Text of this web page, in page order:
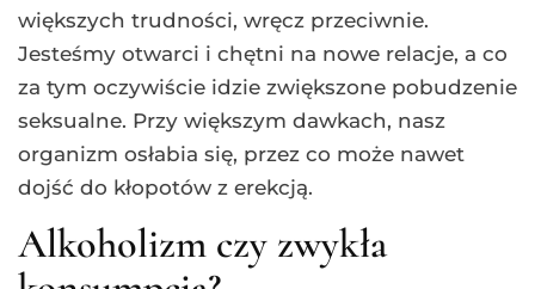
większych trudności, wręcz przeciwnie.
Jesteśmy otwarci i chętni na nowe relacje, a co
za tym oczywiście idzie zwiększone pobudzenie
seksualne. Przy większym dawkach, nasz
organizm osłabia się, przez co może nawet
dojść do kłopotów z erekcją.
Alkoholizm czy zwykła